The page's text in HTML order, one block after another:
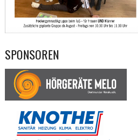
SPONSOREN